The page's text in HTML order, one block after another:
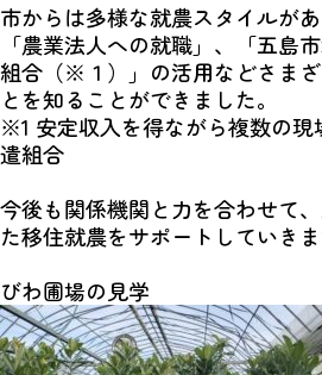
市からは多様な就農スタイルがあ
「農業法人への就職」、「五島
組合（※１）」の活用などさま
とを知ることができました。
※1 安定収入を得ながら複数の現
遣組合
今後も関係機関と力を合わせて
た移住就農をサポートしていきま
びわ圃場の見学